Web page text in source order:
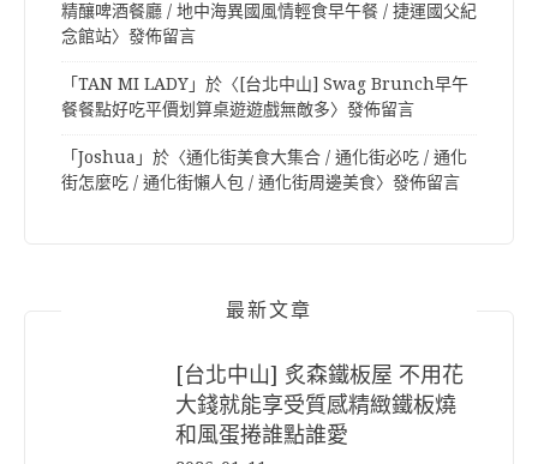
精釀啤酒餐廳 / 地中海異國風情輕食早午餐 / 捷運國父紀
念館站〉發佈留言
「TAN MI LADY」於〈 [台北中山] Swag Brunch早午
餐餐點好吃平價划算桌遊遊戲無敵多〉發佈留言
「Joshua 」於〈通化街美食大集合 / 通化街必吃 / 通化
街怎麼吃 / 通化街懶人包 / 通化街周邊美食〉發佈留言
最新文章
[台北中山] 炙森鐵板屋 不用花
大錢就能享受質感精緻鐵板燒
和風蛋捲誰點誰愛